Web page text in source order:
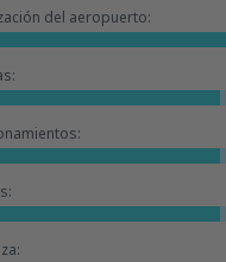
del aeropuerto: